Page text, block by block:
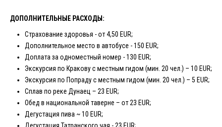
ДОПОЛНИТЕЛЬНЫЕ РАСХОДЫ:
Страхование здоровья - от 4,50 EUR;
Дополнительное место в автобусе - 150 EUR;
Доплата за одноместный номер - 130 EUR;
Экскурсия по Кракову с местным гидом (мин. 20 чел.) – 10 EUR;
Экскурсия по Попраду с местным гидом (мин. 20 чел.) – 5 EUR;
Сплав по реке Дунаец – 23 EUR;
Обед в национальной таверне – от 23 EUR;
Дегустация пива ~ 10 EUR;